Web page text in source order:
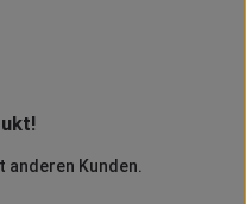
0 von 5 Sternen
anderen Kunden.